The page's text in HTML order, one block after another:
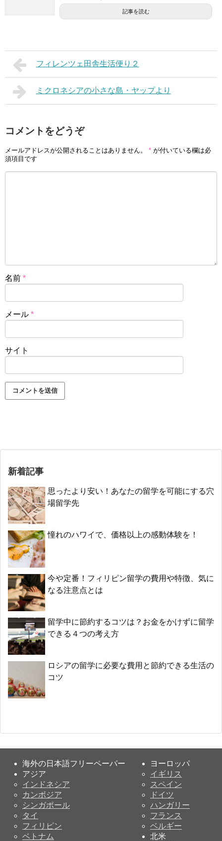
記事を読む
フィレンツェ田舎生活便り２
ミクロネシアの小さな島・ヤップより
コメントをどうぞ
メールアドレスが公開されることはありません。 * が付いている欄は必
須項目です
名前 *
メール *
サイト
新着記事
思ったより安い！あなたの留学を可能にする穴
場留学先
憧れのハワイで、価格以上の感動体験を！
今や定番！フィリピン留学の費用や特徴、気に
なる注意点とは
留学中に節約するコツは？お金をかけずに留学
できる４つの考え方
ロシアの留学に必要な費用と節約できる生活の
コツ
海外の日本語フリーペーパー
アジア
インドネシア
カンボジア
シンガポール
タイ
フィリピン
ベトナム
ヨーロッパ
イギリス
スペイン
ドイツ
ハンガリー
フランス
ベルギー
北米